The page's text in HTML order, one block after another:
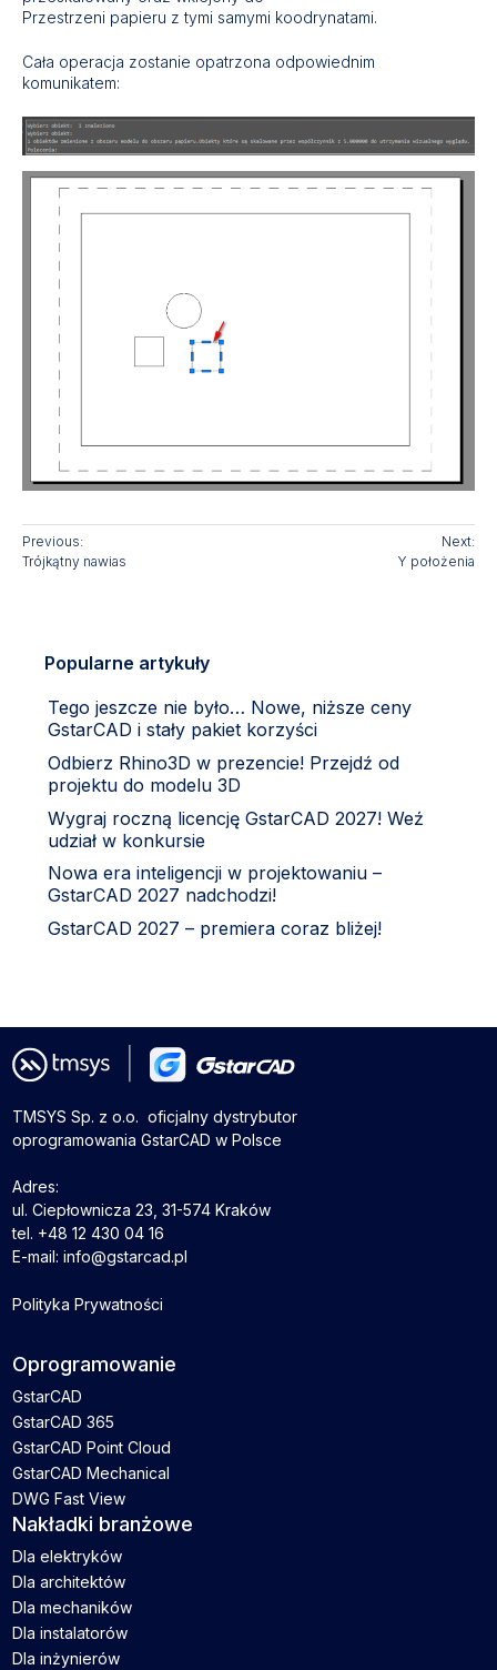
Przestrzeni papieru z tymi samymi koodrynatami.
Cała operacja zostanie opatrzona odpowiednim
komunikatem:
Previous:
Trójkątny nawias
Next:
Y położenia
Popularne artykuły
Tego jeszcze nie było… Nowe, niższe ceny
GstarCAD i stały pakiet korzyści
Odbierz Rhino3D w prezencie! Przejdź od
projektu do modelu 3D
Wygraj roczną licencję GstarCAD 2027! Weź
udział w konkursie
Nowa era inteligencji w projektowaniu –
GstarCAD 2027 nadchodzi!
GstarCAD 2027 – premiera coraz bliżej!
TMSYS Sp. z o.o. ­ oficjalny dystrybutor
oprogramowania GstarCAD w Polsce
Adres:
ul. Ciepłownicza 23, 31-574 Kraków
tel. +48 12 430 04 16
E-mail: info@gstarcad.pl
Polityka Prywatności
Oprogramowanie
GstarCAD
GstarCAD 365
GstarCAD Point Cloud
GstarCAD Mechanical
DWG Fast View
Nakładki branżowe
Dla elektryków
Dla architektów
Dla mechaników
Dla instalatorów
Dla inżynierów